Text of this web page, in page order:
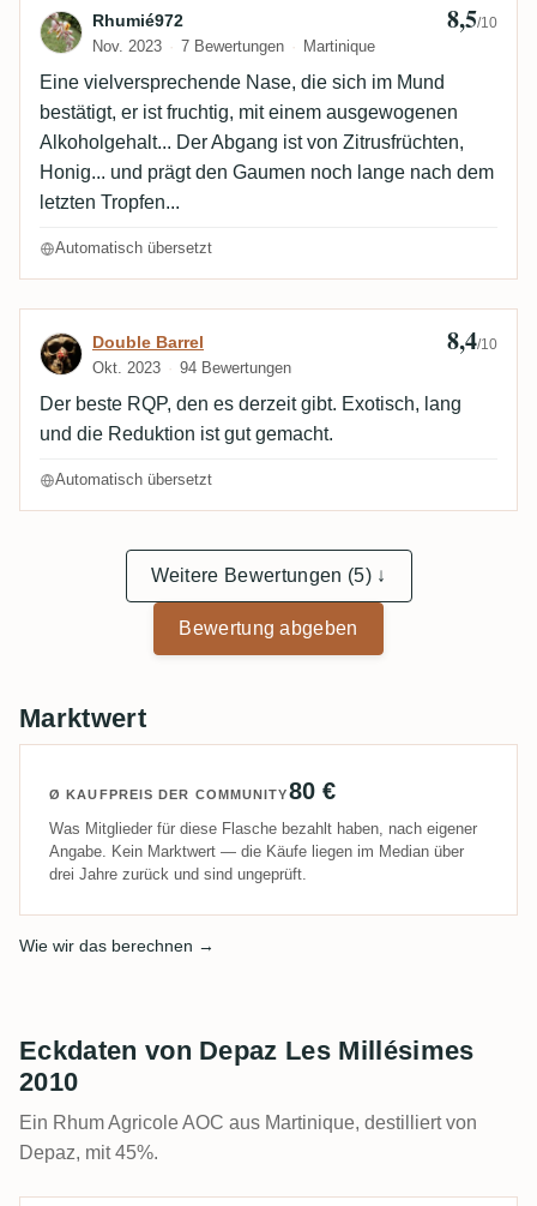
Bewertung von Rhumié972
Rhumié972
Nov. 2023 7 Bewertungen Martinique
8,5/10
Eine vielversprechende Nase, die sich im Mund
bestätigt, er ist fruchtig, mit einem ausgewogenen
Alkoholgehalt... Der Abgang ist von Zitrusfrüchten,
Honig... und prägt den Gaumen noch lange nach dem
letzten Tropfen...
Automatisch übersetzt
Bewertung von Double Barrel
Double Barrel
Okt. 2023 94 Bewertungen
8,4/10
Der beste RQP, den es derzeit gibt. Exotisch, lang
und die Reduktion ist gut gemacht.
Automatisch übersetzt
Weitere Bewertungen (5) ↓
Bewertung abgeben
Marktwert
Ø KAUFPREIS DER COMMUNITY80 €
Was Mitglieder für diese Flasche bezahlt haben, nach eigener
Angabe. Kein Marktwert — die Käufe liegen im Median über
drei Jahre zurück und sind ungeprüft.
Wie wir das berechnen →
Eckdaten von Depaz Les Millésimes
2010
Ein Rhum Agricole AOC aus Martinique, destilliert von
Depaz, mit 45%.